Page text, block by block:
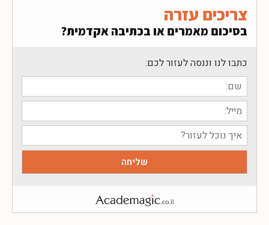
צריכים עזרה
בסיכום מאמרים או בכתיבה אקדמית?
כתבו לנו וננסה לעזור לכם: